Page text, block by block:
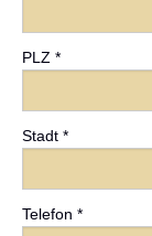
PLZ *
Stadt *
Telefon *